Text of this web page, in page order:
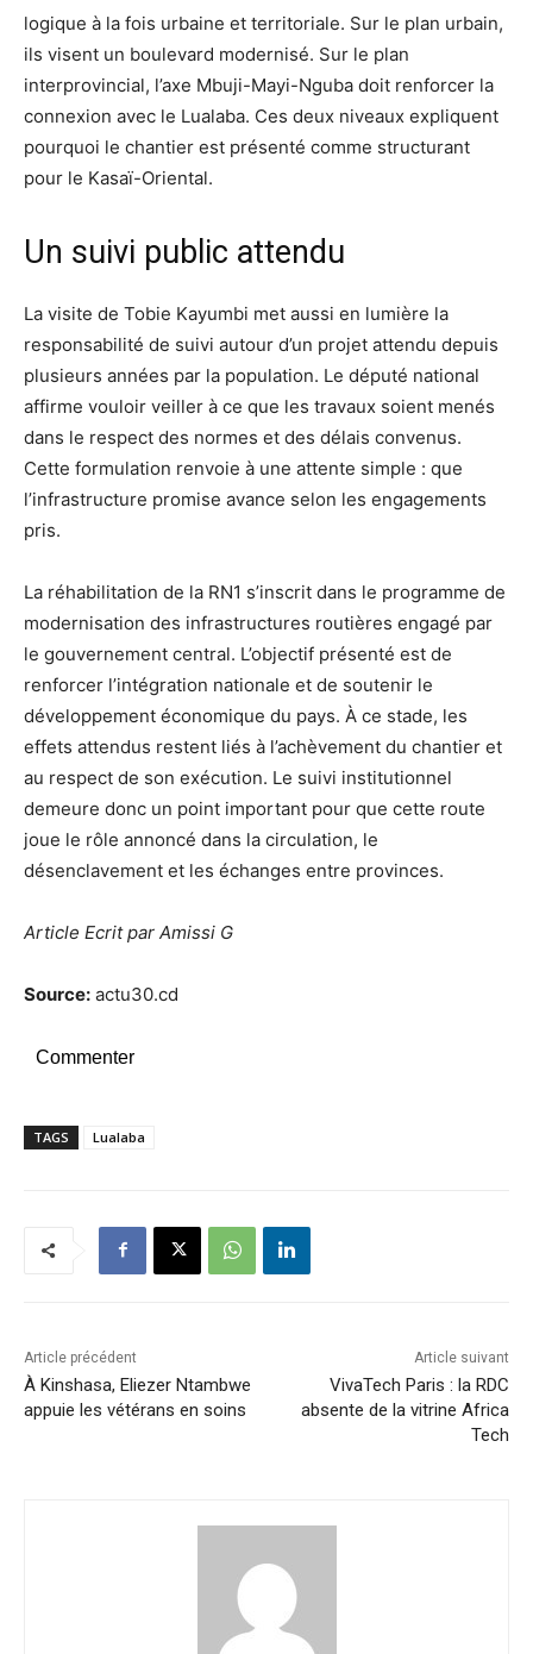
logique à la fois urbaine et territoriale. Sur le plan urbain,
ils visent un boulevard modernisé. Sur le plan
interprovincial, l’axe Mbuji-Mayi-Nguba doit renforcer la
connexion avec le Lualaba. Ces deux niveaux expliquent
pourquoi le chantier est présenté comme structurant
pour le Kasaï-Oriental.
Un suivi public attendu
La visite de Tobie Kayumbi met aussi en lumière la
responsabilité de suivi autour d’un projet attendu depuis
plusieurs années par la population. Le député national
affirme vouloir veiller à ce que les travaux soient menés
dans le respect des normes et des délais convenus.
Cette formulation renvoie à une attente simple : que
l’infrastructure promise avance selon les engagements
pris.
La réhabilitation de la RN1 s’inscrit dans le programme de
modernisation des infrastructures routières engagé par
le gouvernement central. L’objectif présenté est de
renforcer l’intégration nationale et de soutenir le
développement économique du pays. À ce stade, les
effets attendus restent liés à l’achèvement du chantier et
au respect de son exécution. Le suivi institutionnel
demeure donc un point important pour que cette route
joue le rôle annoncé dans la circulation, le
désenclavement et les échanges entre provinces.
Article Ecrit par Amissi G
Source: actu30.cd
Commenter
TAGS Lualaba
Article précédent
À Kinshasa, Eliezer Ntambwe
appuie les vétérans en soins
Article suivant
VivaTech Paris : la RDC
absente de la vitrine Africa
Tech